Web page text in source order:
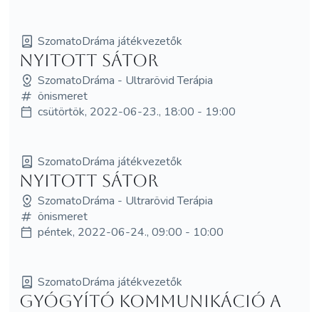
SzomatoDráma játékvezetők
NYITOTT SÁTOR
SzomatoDráma - Ultrarövid Terápia
önismeret
csütörtök, 2022-06-23., 18:00 - 19:00
SzomatoDráma játékvezetők
NYITOTT SÁTOR
SzomatoDráma - Ultrarövid Terápia
önismeret
péntek, 2022-06-24., 09:00 - 10:00
SzomatoDráma játékvezetők
Gyógyító kommunikáció a